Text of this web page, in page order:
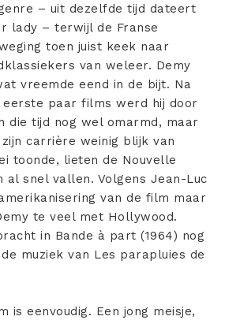
– uit dezelfde tijd dateert
lady – terwijl de Franse
toen juist keek naar
van weleer. Demy
vreemde eend in de bijt. Na
eerste paar films werd hij door
die tijd nog wel omarmd, maar
carrière weinig blijk van
toonde, lieten de Nouvelle
al snel vallen. Volgens Jean-Luc
van de film maar
te veel met Hollywood.
in Bande à part (1964) nog
muziek van Les parapluies de
is eenvoudig. Een jong meisje,